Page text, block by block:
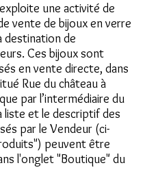
une activité de
vente de bijoux en verre
destination de
Ces bijoux sont
en vente directe, dans
Rue du château à
par l’intermédiaire du
liste et le descriptif des
par le Vendeur (ci-
peuvent être
l'onglet "Boutique" du